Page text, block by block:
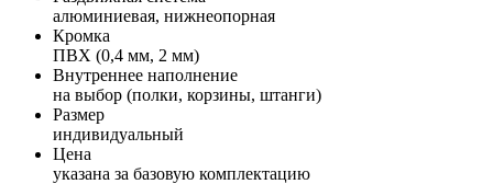
алюминиевая, нижнеопорная
Кромка
ПВХ (0,4 мм, 2 мм)
Внутреннее наполнение
на выбор (полки, корзины, штанги)
Размер
индивидуальный
Цена
указана за базовую комплектацию